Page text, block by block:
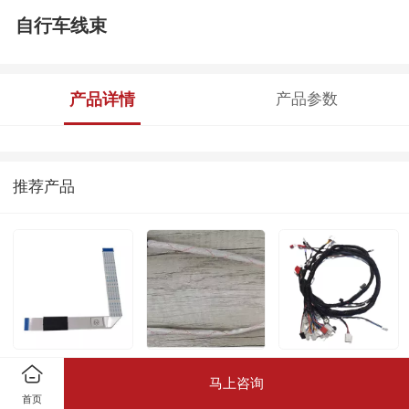
自行车线束
产品详情 产品参数
推荐产品
FFC柔性扁平线
首页
马上咨询